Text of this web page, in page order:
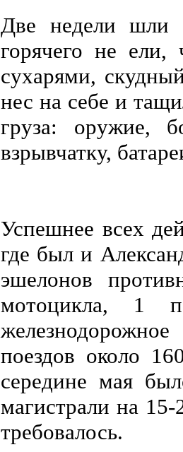
Две недели шли
горячего не
сухарями,
нес на себе и
груза: оружие,
взрывчатку,
Успешнее всех
где был и
эшелонов
мотоцикла, 1
поездов около
середине мая
магистрали на
требовалось.